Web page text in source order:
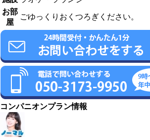
お部
屋
ごゆっくりおくつろぎください。
コンパニオンプラン情報